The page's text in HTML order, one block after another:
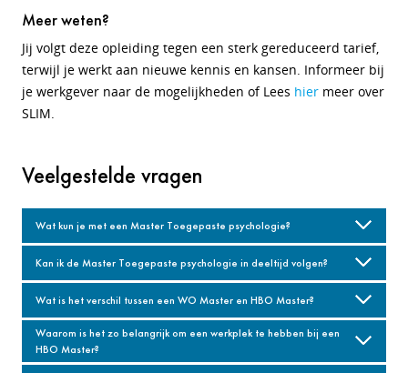
Meer weten?
Jij volgt deze opleiding tegen een sterk gereduceerd tarief,
terwijl je werkt aan nieuwe kennis en kansen. Informeer bij
je werkgever naar de mogelijkheden of Lees hier meer over
SLIM.
Veelgestelde vragen
Wat kun je met een Master Toegepaste psychologie?
Kan ik de Master Toegepaste psychologie in deeltijd volgen?
Wat is het verschil tussen een WO Master en HBO Master?
Waarom is het zo belangrijk om een werkplek te hebben bij een
HBO Master?